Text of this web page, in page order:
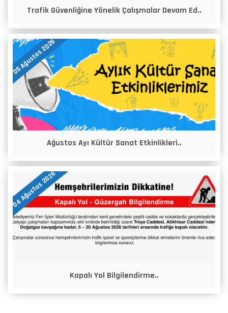
Trafik Güvenliğine Yönelik Çalışmalar Devam Ed..
05 Ağustos 2026
Ağustos Ayı Kültür Sanat Etkinlikleri..
04 Ağustos 2026
Kapalı Yol Bilgilendirme..